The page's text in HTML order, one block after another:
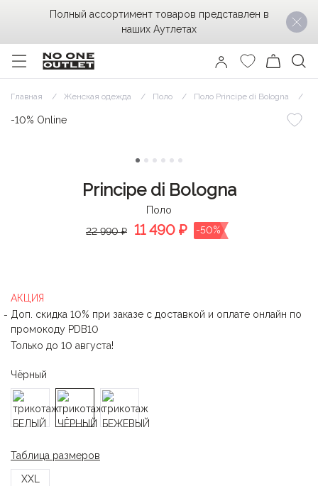
Главная Женская одежда Поло Поло Principe di Bologna
-10% Online
Principe di Bologna
Поло
22 990 ₽
11 490 ₽ -50%
АКЦИЯ
Доп. скидка 10% при заказе с доставкой и оплате онлайн по
промокоду PDB10
Только до 10 августа!
Чёрный
Таблица размеров
XXL
Полный ассортимент товаров представлен в
наших Аутлетах